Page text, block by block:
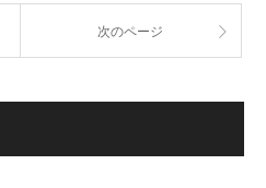
次のページ